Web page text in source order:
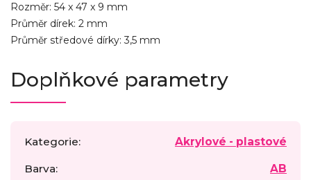
Rozměr: 54 x 47 x 9 mm
Průměr dírek: 2 mm
Průměr středové dírky: 3,5 mm
Doplňkové parametry
Kategorie: Akrylové - plastové
Barva: AB